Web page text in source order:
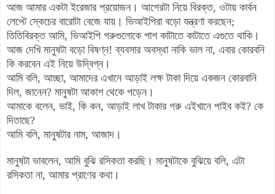
আজ আমার একটা ইরেজার প্রয়োজন। আগেরটা নিয়ে বিরক্ত, ওটায় কার্বন
লেপ্টে স্কেচের বারোটা বেজে যায়। ভিআইপিরা বড়ো যন্ত্রণা করছেন;
তিতিবিরক্ত আমি, ভিআইপি গরুগুলোকে পাশ কাটাতে কাটাতে এগুতে থাকি।
আজ দেখি মানুষটা বড়ো বিষণ্ন! ব্যবসার অবস্থা নাকি ভাল না, এবার কোরবনি
কি করবেন এই নিয়ে উদ্বিগ্ন।
আমি বলি, আচ্ছা, আমাদের এখানে আড়াই লক্ষ টাকা দিয়ে একজন কোরবানি
দিল, জানেন? মানুষটা আকাশ থেকে পড়েন।
আমাকে বলেন, ভাই, কি কন, আড়াই লাখ টাকার গরু এইখানে পাইব কই? কে
দিতাছে?
আমি বলি, মানুষটার নাম, আজাদ।
মানুষটা ভাবলেন, আমি বুঝি রসিকতা করছি। মানুষটাকে বুঝিয়ে বলি, এটা
রসিকতা না, আমার প্রাণের কথা।